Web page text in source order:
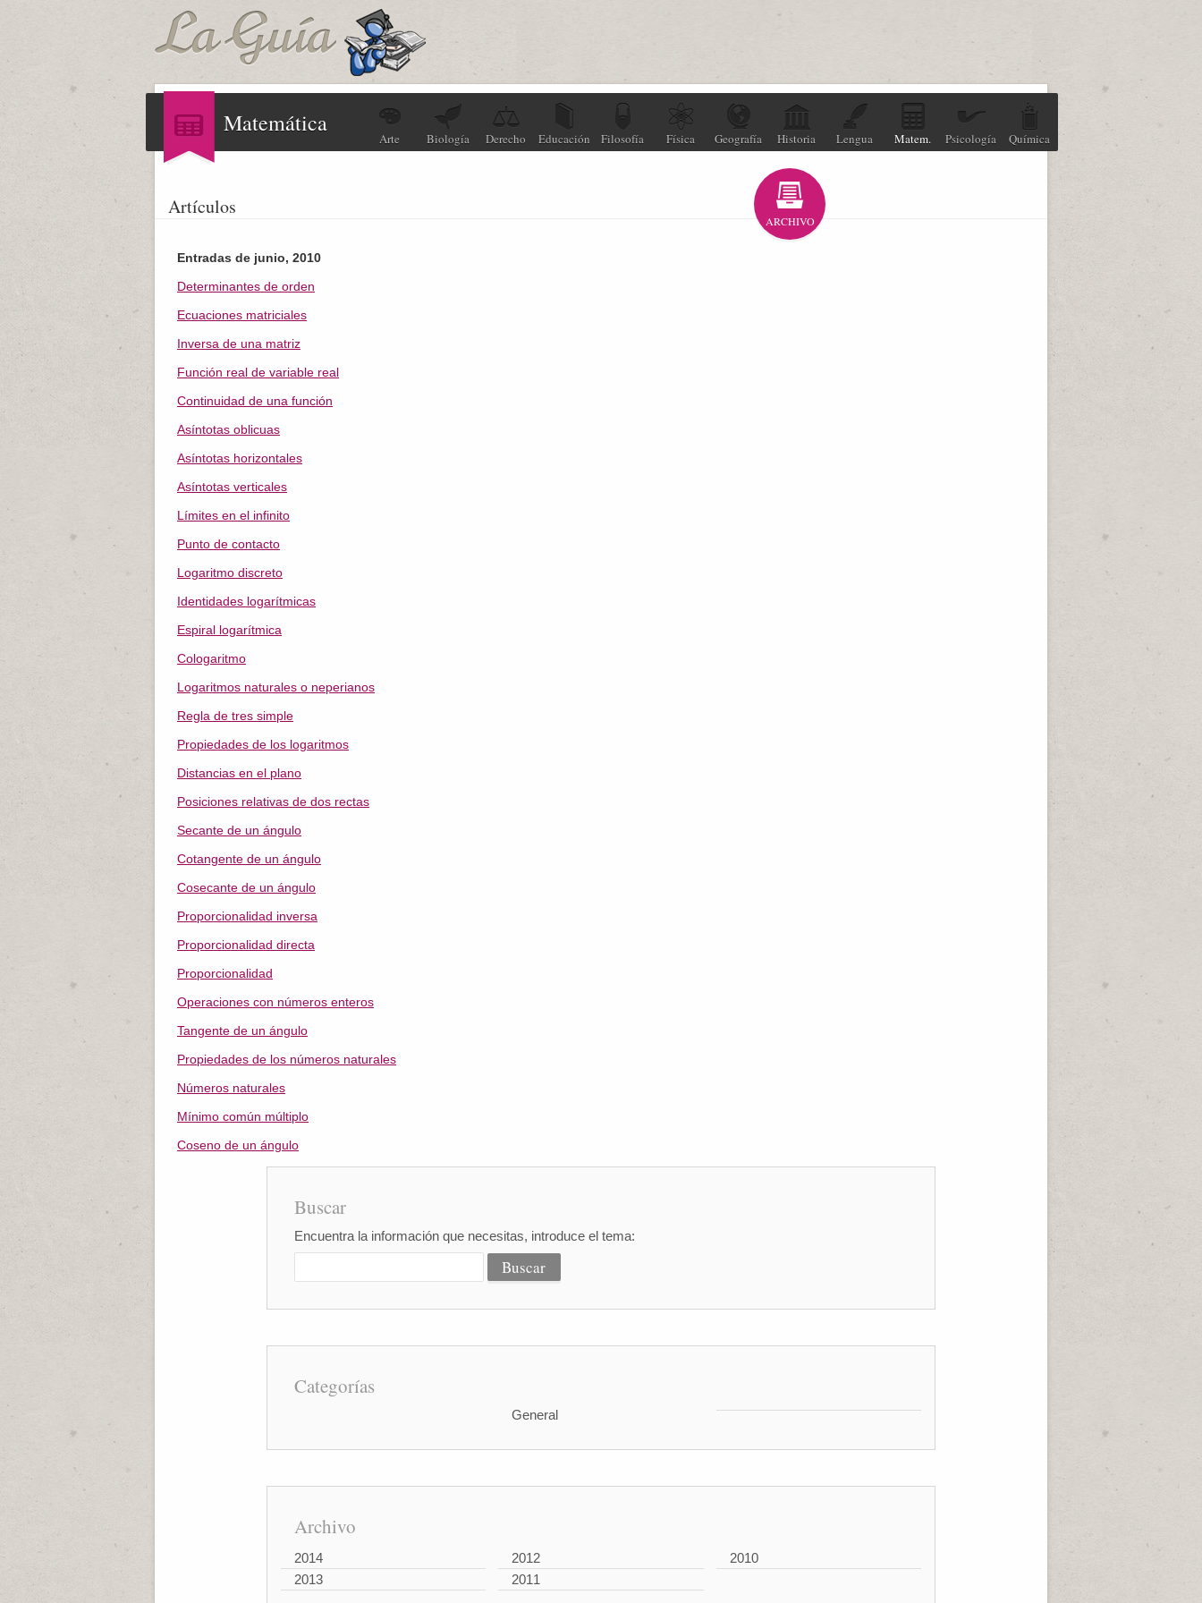
Matemática
Arte Biología Derecho Educación Filosofía Física Geografía Historia Lengua Matem. Psicología Química
Artículos
ARCHIVO
Entradas de junio, 2010
Determinantes de orden
Ecuaciones matriciales
Inversa de una matriz
Función real de variable real
Continuidad de una función
Asíntotas oblicuas
Asíntotas horizontales
Asíntotas verticales
Límites en el infinito
Punto de contacto
Logaritmo discreto
Identidades logarítmicas
Espiral logarítmica
Cologaritmo
Logaritmos naturales o neperianos
Regla de tres simple
Propiedades de los logaritmos
Distancias en el plano
Posiciones relativas de dos rectas
Secante de un ángulo
Cotangente de un ángulo
Cosecante de un ángulo
Proporcionalidad inversa
Proporcionalidad directa
Proporcionalidad
Operaciones con números enteros
Tangente de un ángulo
Propiedades de los números naturales
Números naturales
Mínimo común múltiplo
Coseno de un ángulo
Buscar
Encuentra la información que necesitas, introduce el tema:
Categorías
General
Archivo
2014
2013
2012
2011
2010